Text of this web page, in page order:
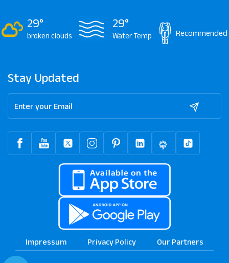
29°
broken clouds
29°
Water Temp Recommended
Stay Updated
Impressum Privacy Policy Our Partners